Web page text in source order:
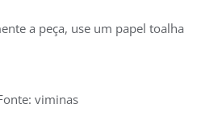
a peça, use um papel toalha
viminas